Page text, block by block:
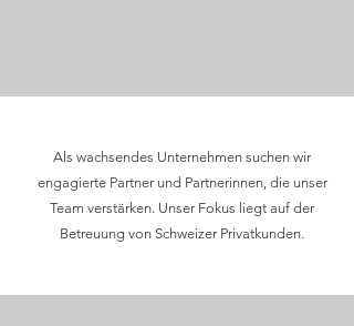
Als wachsendes Unternehmen suchen wir
engagierte Partner und Partnerinnen, die unser
Team verstärken. Unser Fokus liegt auf der
Betreuung von Schweizer Privatkunden.